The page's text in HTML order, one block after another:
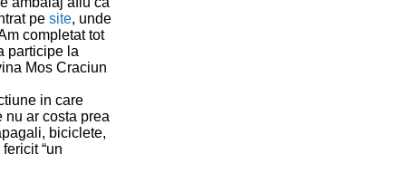
pe site, unde
completat tot
participe la
Mos Craciun
in care
ar costa prea
biciclete,
“un